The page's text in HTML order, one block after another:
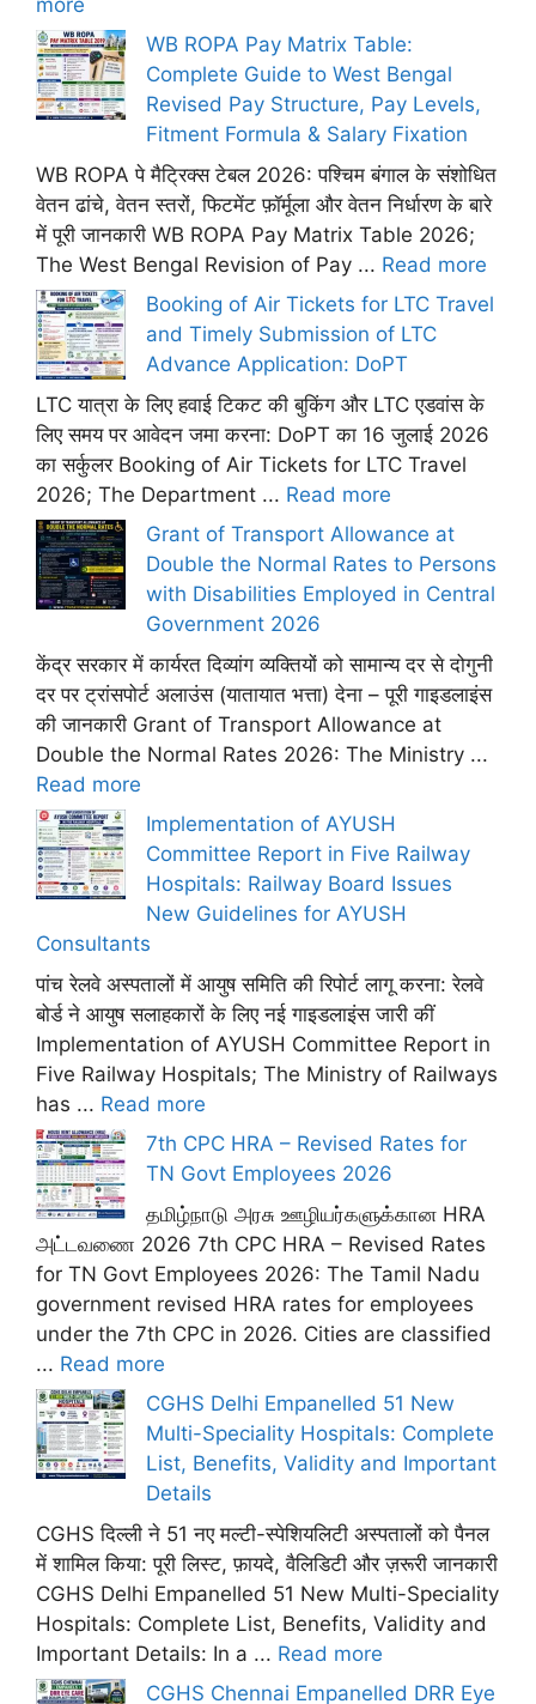
WB ROPA Pay Matrix Table:
Complete Guide to West Bengal
Revised Pay Structure, Pay Levels,
Fitment Formula & Salary Fixation
WB ROPA पे मैट्रिक्स टेबल 2026: पश्चिम बंगाल के संशोधित
वेतन ढांचे, वेतन स्तरों, फिटमेंट फ़ॉर्मूला और वेतन निर्धारण के बारे
में पूरी जानकारी WB ROPA Pay Matrix Table 2026;
The West Bengal Revision of Pay ... Read more
Booking of Air Tickets for LTC Travel
and Timely Submission of LTC
Advance Application: DoPT
LTC यात्रा के लिए हवाई टिकट की बुकिंग और LTC एडवांस के
लिए समय पर आवेदन जमा करना: DoPT का 16 जुलाई 2026
का सर्कुलर Booking of Air Tickets for LTC Travel
2026; The Department ... Read more
Grant of Transport Allowance at
Double the Normal Rates to Persons
with Disabilities Employed in Central
Government 2026
केंद्र सरकार में कार्यरत दिव्यांग व्यक्तियों को सामान्य दर से दोगुनी
दर पर ट्रांसपोर्ट अलाउंस (यातायात भत्ता) देना – पूरी गाइडलाइंस
की जानकारी Grant of Transport Allowance at
Double the Normal Rates 2026: The Ministry ...
Read more
Implementation of AYUSH
Committee Report in Five Railway
Hospitals: Railway Board Issues
New Guidelines for AYUSH
Consultants
पांच रेलवे अस्पतालों में आयुष समिति की रिपोर्ट लागू करना: रेलवे
बोर्ड ने आयुष सलाहकारों के लिए नई गाइडलाइंस जारी कीं
Implementation of AYUSH Committee Report in
Five Railway Hospitals; The Ministry of Railways
has ... Read more
7th CPC HRA – Revised Rates for
TN Govt Employees 2026
தமிழ்நாடு அரசு ஊழியர்களுக்கான HRA
அட்டவணை 2026 7th CPC HRA – Revised Rates
for TN Govt Employees 2026: The Tamil Nadu
government revised HRA rates for employees
under the 7th CPC in 2026. Cities are classified
... Read more
CGHS Delhi Empanelled 51 New
Multi-Speciality Hospitals: Complete
List, Benefits, Validity and Important
Details
CGHS दिल्ली ने 51 नए मल्टी-स्पेशियलिटी अस्पतालों को पैनल
में शामिल किया: पूरी लिस्ट, फ़ायदे, वैलिडिटी और ज़रूरी जानकारी
CGHS Delhi Empanelled 51 New Multi-Speciality
Hospitals: Complete List, Benefits, Validity and
Important Details: In a ... Read more
CGHS Chennai Empanelled DRR Eye